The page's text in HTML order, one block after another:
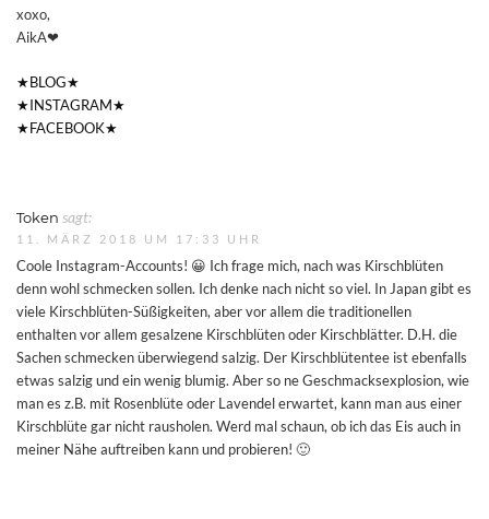
xoxo,
AikA❤︎
★BLOG★
★INSTAGRAM★
★FACEBOOK★
Token sagt:
11. MÄRZ 2018 UM 17:33 UHR
Coole Instagram-Accounts! 😀 Ich frage mich, nach was Kirschblüten
denn wohl schmecken sollen. Ich denke nach nicht so viel. In Japan gibt es
viele Kirschblüten-Süßigkeiten, aber vor allem die traditionellen
enthalten vor allem gesalzene Kirschblüten oder Kirschblätter. D.H. die
Sachen schmecken überwiegend salzig. Der Kirschblütentee ist ebenfalls
etwas salzig und ein wenig blumig. Aber so ne Geschmacksexplosion, wie
man es z.B. mit Rosenblüte oder Lavendel erwartet, kann man aus einer
Kirschblüte gar nicht rausholen. Werd mal schaun, ob ich das Eis auch in
meiner Nähe auftreiben kann und probieren! 🙂